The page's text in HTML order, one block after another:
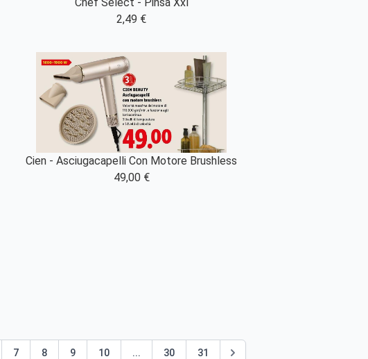
2,49 €
Cien - Asciugacapelli Con Motore Brushless
49,00 €
7 8 9 10 ... 30 31